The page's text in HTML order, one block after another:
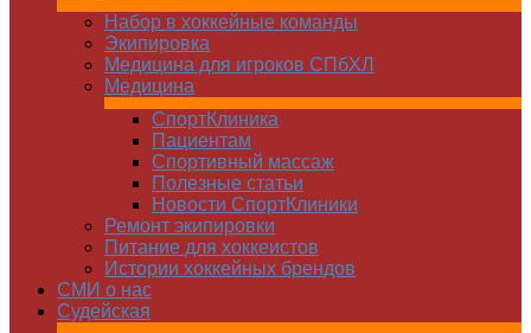
Набор в хоккейные команды
Экипировка
Медицина для игроков СПбХЛ
Медицина
СпортКлиника
Пациентам
Спортивный массаж
Полезные статьи
Новости СпортКлиники
Ремонт экипировки
Питание для хоккеистов
Истории хоккейных брендов
СМИ о нас
Судейская